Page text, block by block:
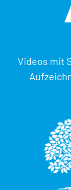
Videos mit